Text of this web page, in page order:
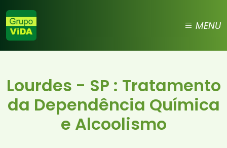
MENU
Lourdes - SP : Tratamento
da Dependência Química
e Alcoolismo